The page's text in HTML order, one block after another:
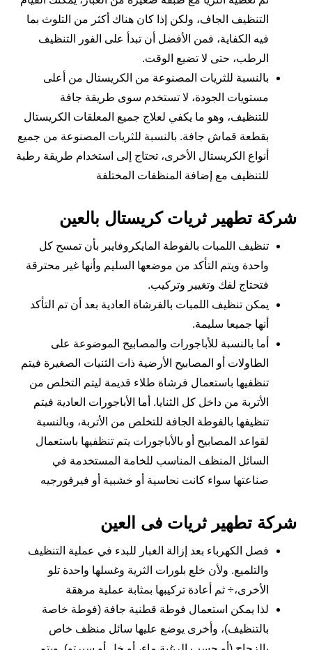
التنظيف الجاف، ولكن إذا كان هناك أكثر من التلوث بما
فيه الكفاية، فمن الأفضل أن تبدأ على الفور التنظيف
الرطب، حتى لا تضيع الوقت.
بالنسبة للثريات المصنوعة من الكريستال من أعلى
مستويات الجودة، لا تستخدم سوى طريقة جافة
للتنظيف، وهو ما يكفي لعلاج جميع المعلقات الكريستال
بقطعة قماش جافة. بالنسبة للثريات المصنوعة من جميع
أنواع الكريستال الأخرى، تحتاج إلى استخدام طريقة رطبة
للتنظيف مع إضافة المنظفات المختلفة
شركة تطهير ثريات كريستال بالعين
تنظيف اللمبات بالفوطة المايكروفايبر بأن تمسح كل
واحدة ويتم التأكد من موضعها السليم وأنها غير محترقة
فتحتاج لفك وتغيير وتركيب.
يمكن تنظيف اللمبات بالفرشاة العادية بعد أن تم التأكد
أنها جميعا سليمة.
أما بالنسبة للأباجورات والمصابيح الموضوعة على
الطاولات أو المصابيح الأرضية ذات الثنيات الصغيرة فيتم
تنظفيها باستعمال فرشاة طلاء قديمة ليتم التخلص من
الأتربة من داخل كل الثنايا. أما الأباجورات العادية فيتم
تنظيفها بالفوطة الجافة للتخلص من الأتربة، وبالنسبة
لقواعد المصابيح أو بالأباجورات يتم تنظفيها باستعمال
السائل المنظف المناسب للخامة المستخدمة في
صناعتها سواء كانت نحاسية أو خشبية أو فيرفورجيه
شركة تطهير ثريات فى العين
فصل الكهرباء بعد إزالة الغبار للبدء في عملية التنظيف
والتلميع. ولأن خلع بلورات الثرية وغسلها واحدة تلو
الأخرى،÷ ثم أعادة تركيبها بمثابة عملية مرهقة
لذا يمكن استعمال فوطة قطنية جافة (فوطة خاصة
بالتنظيف)، وأخرى يوضع عليها سائل منظف خاص